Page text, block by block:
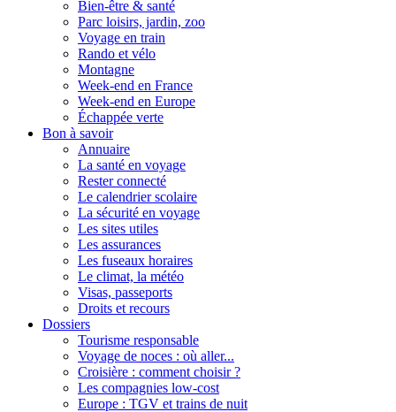
Bien-être & santé
Parc loisirs, jardin, zoo
Voyage en train
Rando et vélo
Montagne
Week-end en France
Week-end en Europe
Échappée verte
Bon à savoir
Annuaire
La santé en voyage
Rester connecté
Le calendrier scolaire
La sécurité en voyage
Les sites utiles
Les assurances
Les fuseaux horaires
Le climat, la météo
Visas, passeports
Droits et recours
Dossiers
Tourisme responsable
Voyage de noces : où aller...
Croisière : comment choisir ?
Les compagnies low-cost
Europe : TGV et trains de nuit